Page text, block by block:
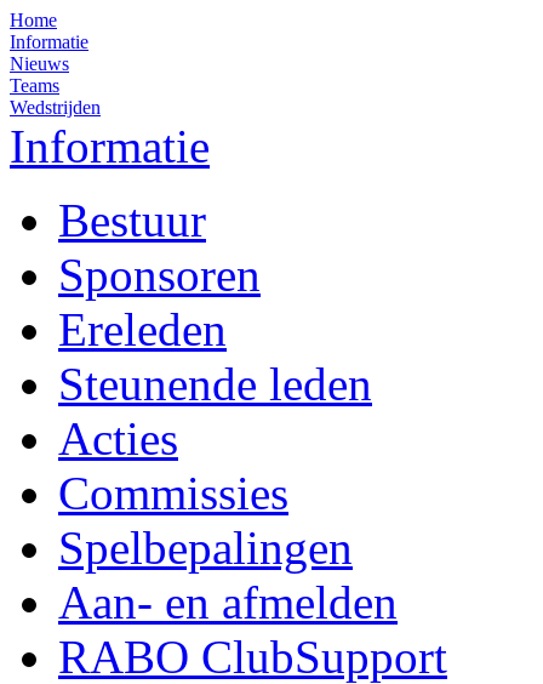
Home
Informatie
Nieuws
Teams
Wedstrijden
Informatie
Bestuur
Sponsoren
Ereleden
Steunende leden
Acties
Commissies
Spelbepalingen
Aan- en afmelden
RABO ClubSupport